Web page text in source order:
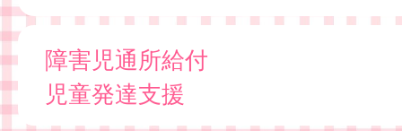
障害児通所給付
児童発達支援